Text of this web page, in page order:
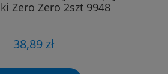
Zero Zero 2szt 9948
38,89 zł